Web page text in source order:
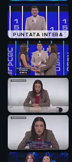
PUNTATA INTERA